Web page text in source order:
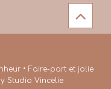
• Faire-part et jolie
Studio Vincelie